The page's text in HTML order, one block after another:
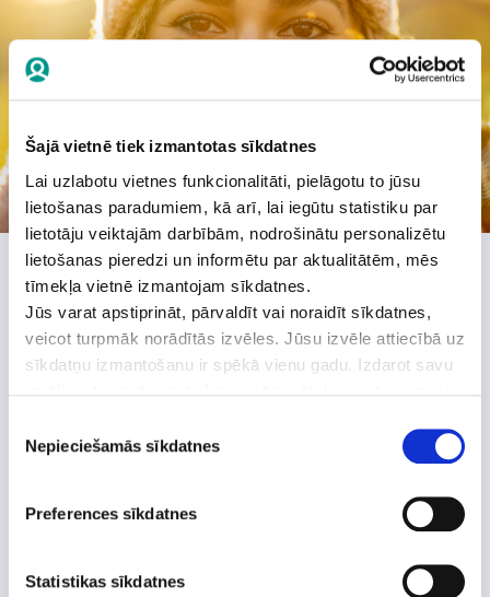
Šajā vietnē tiek izmantotas sīkdatnes
Lai uzlabotu vietnes funkcionalitāti, pielāgotu to jūsu
lietošanas paradumiem, kā arī, lai iegūtu statistiku par
lietotāju veiktajām darbībām, nodrošinātu personalizētu
lietošanas pieredzi un informētu par aktualitātēm, mēs
tīmekļa vietnē izmantojam sīkdatnes.
Jūs varat apstiprināt, pārvaldīt vai noraidīt sīkdatnes,
veicot turpmāk norādītās izvēles. Jūsu izvēle attiecībā uz
sīkdatņu izmantošanu ir spēkā vienu gadu. Izdarot savu
izvēle
Nepieciešamās sīkdatnes
Preferences sīkdatnes
Statistikas sīkdatnes
Piemērots lietošanai pieaugušajiem
un bērniem*
Svarīgi zināt!
Pagatavoto šķīdumu nedrīkst glabāt!